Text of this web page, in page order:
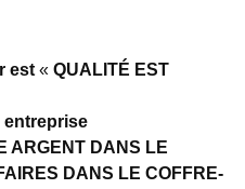
est« QUALITÉ EST
entreprise
ARGENT DANS LE
DANS LE COFFRE-